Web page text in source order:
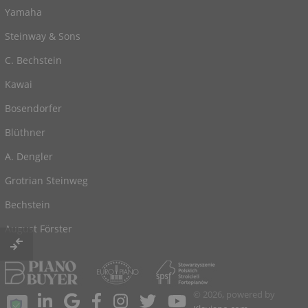
Yamaha
Steinway & Sons
C. Bechstein
Kawai
Bosendorfer
Blüthner
A. Dengler
Grotrian Steinweg
Bechstein
August Förster
© 2026, powered by